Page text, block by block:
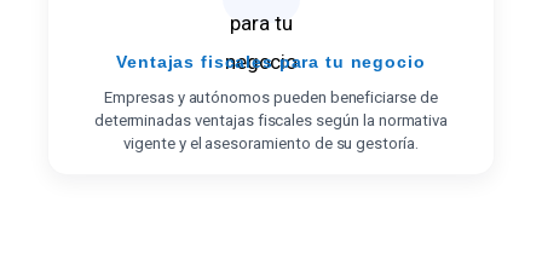
Ventajas fiscales para tu negocio
Empresas y autónomos pueden beneficiarse de
determinadas ventajas fiscales según la normativa
vigente y el asesoramiento de su gestoría.